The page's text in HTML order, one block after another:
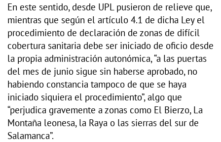
En este sentido, desde UPL pusieron de relieve que,
mientras que según el artículo 4.1 de dicha Ley el
procedimiento de declaración de zonas de difícil
cobertura sanitaria debe ser iniciado de oficio desde
la propia administración autonómica, “a las puertas
del mes de junio sigue sin haberse aprobado, no
habiendo constancia tampoco de que se haya
iniciado siquiera el procedimiento”, algo que
“perjudica gravemente a zonas como El Bierzo, La
Montaña leonesa, la Raya o las sierras del sur de
Salamanca”.